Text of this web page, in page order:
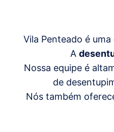
Vila Penteado é
A
Nossa equipe é
de
Nós também